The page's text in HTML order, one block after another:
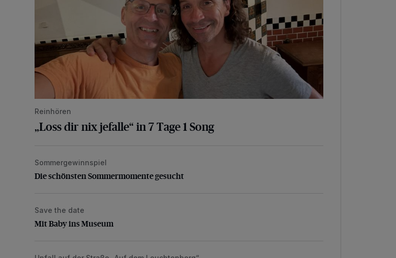
Reinhören
„Loss dir nix jefalle“ in 7 Tage 1 Song
Die schönsten Sommermomente gesucht
Sommergewinnspiel
Die schönsten Sommermomente gesucht
Mit Baby ins Museum
Save the date
Mit Baby ins Museum